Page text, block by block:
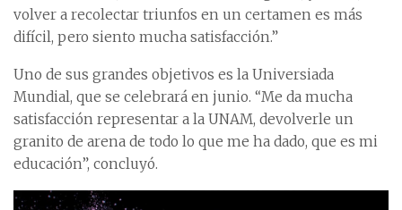
volver a recolectar triunfos en un certamen es más
difícil, pero siento mucha satisfacción.”
Uno de sus grandes objetivos es la Universiada
Mundial, que se celebrará en junio. “Me da mucha
satisfacción representar a la UNAM, devolverle un
granito de arena de todo lo que me ha dado, que es mi
educación”, concluyó.